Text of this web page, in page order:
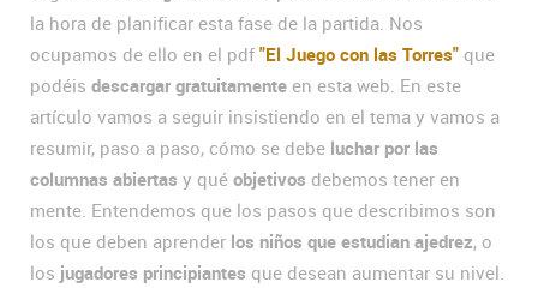
la hora de planificar esta fase de la partida. Nos
ocupamos de ello en el pdf "El Juego con las Torres" que
podéis descargar gratuitamente en esta web. En este
artículo vamos a seguir insistiendo en el tema y vamos a
resumir, paso a paso, cómo se debe luchar por las
columnas abiertas y qué objetivos debemos tener en
mente. Entendemos que los pasos que describimos son
los que deben aprender los niños que estudian ajedrez, o
los jugadores principiantes que desean aumentar su nivel.